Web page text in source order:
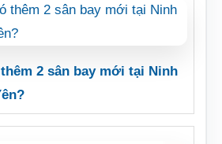
2 sân bay mới tại Ninh